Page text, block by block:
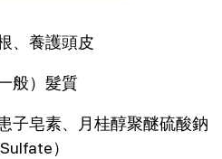
、養護頭皮
般）髮質
子皂素、月桂醇聚醚硫酸鈉
）